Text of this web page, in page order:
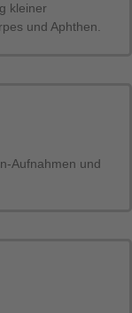
kleiner
und Aphthen.
Aufnahmen und